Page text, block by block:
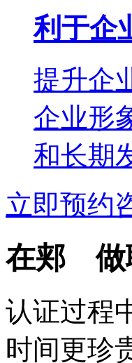
利于企
提升企
企业形
和长期
立即预约
在郏 做
认证过程
时间更珍